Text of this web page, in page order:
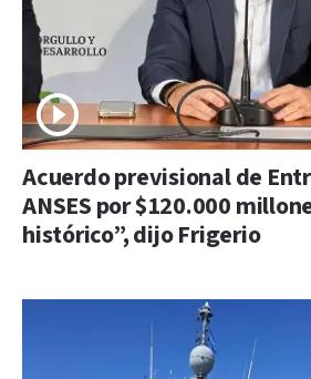
Acuerdo previsional de
ANSES por $120.000
histórico”, dijo Frigerio